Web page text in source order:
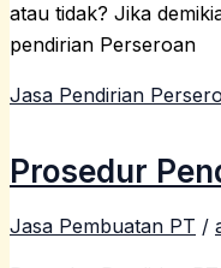
atau tidak? Jika
pendirian Perseroan
Jasa Pendirian
Prosedur
Jasa Pembuatan PT /